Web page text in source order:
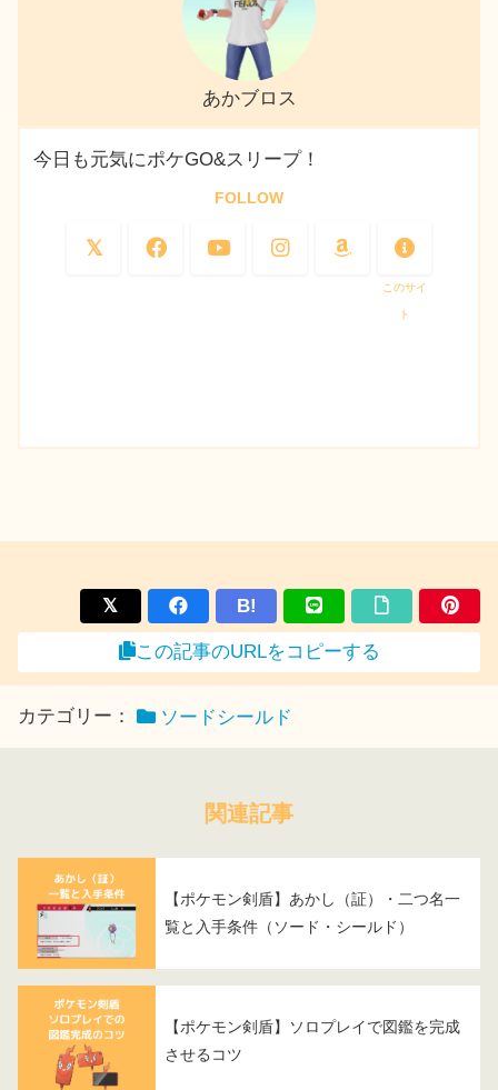
あかブロス
今日も元気にポケGO&スリープ！
FOLLOW
このサイ
ト
B!
この記事のURLをコピーする
カテゴリー： ソードシールド
関連記事
【ポケモン剣盾】あかし（証）・二つ名一
覧と入手条件（ソード・シールド）
【ポケモン剣盾】ソロプレイで図鑑を完成
させるコツ